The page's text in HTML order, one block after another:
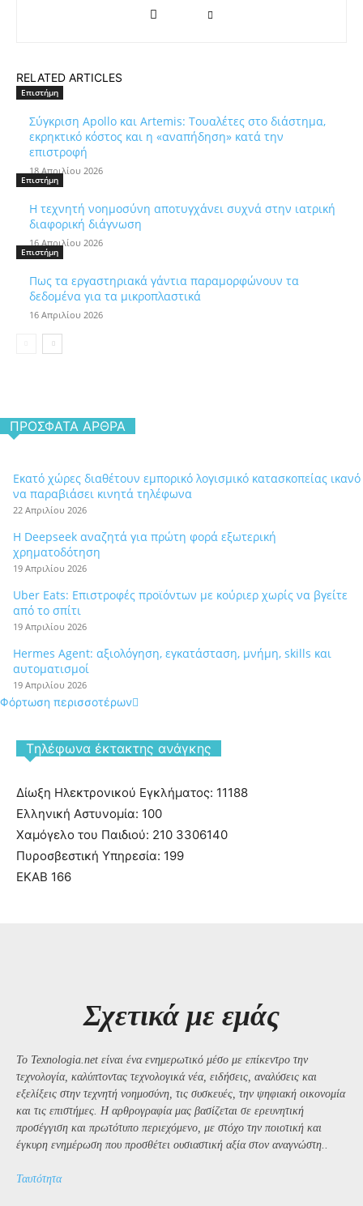
RELATED ARTICLES
Επιστήμη
Σύγκριση Apollo και Artemis: Τουαλέτες στο διάστημα,
εκρηκτικό κόστος και η «αναπήδηση» κατά την
επιστροφή
18 Απριλίου 2026
Επιστήμη
Η τεχνητή νοημοσύνη αποτυγχάνει συχνά στην ιατρική
διαφορική διάγνωση
16 Απριλίου 2026
Επιστήμη
Πως τα εργαστηριακά γάντια παραμορφώνουν τα
δεδομένα για τα μικροπλαστικά
16 Απριλίου 2026
ΠΡΌΣΦΑΤΑ ΆΡΘΡΑ
Εκατό χώρες διαθέτουν εμπορικό λογισμικό κατασκοπείας ικανό
να παραβιάσει κινητά τηλέφωνα
22 Απριλίου 2026
Η Deepseek αναζητά για πρώτη φορά εξωτερική
χρηματοδότηση
19 Απριλίου 2026
Uber Eats: Επιστροφές προϊόντων με κούριερ χωρίς να βγείτε
από το σπίτι
19 Απριλίου 2026
Hermes Agent: αξιολόγηση, εγκατάσταση, μνήμη, skills και
αυτοματισμοί
19 Απριλίου 2026
Φόρτωση περισσοτέρων
Tηλέφωνα έκτακτης ανάγκης
Δίωξη Ηλεκτρονικού Εγκλήματος: 11188
Ελληνική Αστυνομία: 100
Χαμόγελο του Παιδιού: 210 3306140
Πυροσβεστική Υπηρεσία: 199
ΕΚΑΒ 166
Σχετικά με εμάς
Το Texnologia.net είναι ένα ενημερωτικό μέσο με επίκεντρο την
τεχνολογία, καλύπτοντας τεχνολογικά νέα, ειδήσεις, αναλύσεις και
εξελίξεις στην τεχνητή νοημοσύνη, τις συσκευές, την ψηφιακή οικονομία
και τις επιστήμες. Η αρθρογραφία μας βασίζεται σε ερευνητική
προσέγγιση και πρωτότυπο περιεχόμενο, με στόχο την ποιοτική και
έγκυρη ενημέρωση που προσθέτει ουσιαστική αξία στον αναγνώστη..
Ταυτότητα